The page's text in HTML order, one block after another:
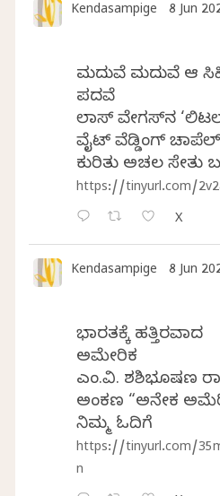
Kendasampige 8 Jun
ಮದುವೆ ಮದುವೆ ಆ
ಪದವೆ
ಲಾಸ್‌ ವೇಗಸ್‌ನ
ವೈಟ್ ವೆಡ್ಡಿಂಗ್
ಕುರಿತು ಅಚಲ ಸೇತು
https://tinyurl.com/
X
Kendasampige 8 Jun
ಭಾರತಕ್ಕೆ ಹತ್ತಿರವಾದ
ಅಮೇರಿಕ
ಎಂ.ವಿ. ಶಶಿಭೂಷಣ
ಅಂಕಣ “ಅನೇಕ
ನಿಮ್ಮ ಓದಿಗೆ
https://tinyurl.com/
n